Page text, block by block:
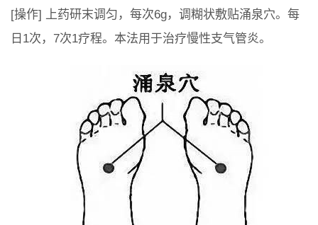
[操作] 上药研末调匀，每次6g，调糊状敷贴涌泉穴。每
日1次，7次1疗程。本法用于治疗慢性支气管炎。